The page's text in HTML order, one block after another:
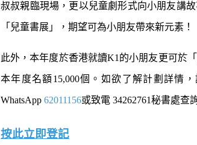
叔叔親臨現場，更以兒童劇形式向小朋友講
「兒童書展」，期望可為小朋友帶來新元素！
此外，本年度於香港就讀K1的小朋友更可於
本年度名額15,000個。如欲了解計劃詳情，
WhatsApp 62011156或致電 34262761秘書處查
按此立即登記